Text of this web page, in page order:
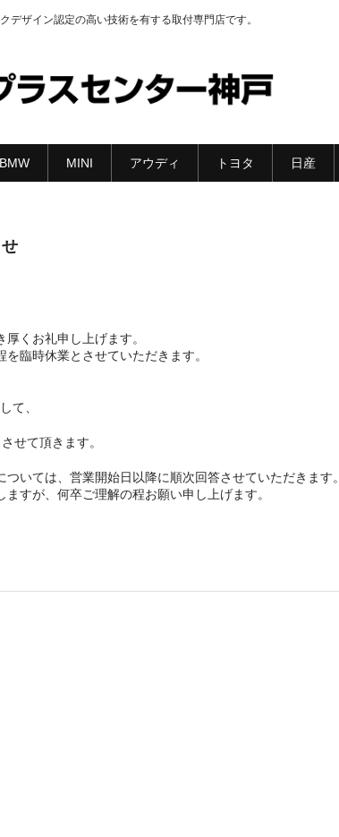
デザイン認定の高い技術を有する取付専門店です。
BMW MINI アウディ トヨタ 日産
くお礼申し上げます。
臨時休業とさせていただきます。
て、
せて頂きます。
いては、営業開始日以降に順次回答させていただきます。
すが、何卒ご理解の程お願い申し上げます。